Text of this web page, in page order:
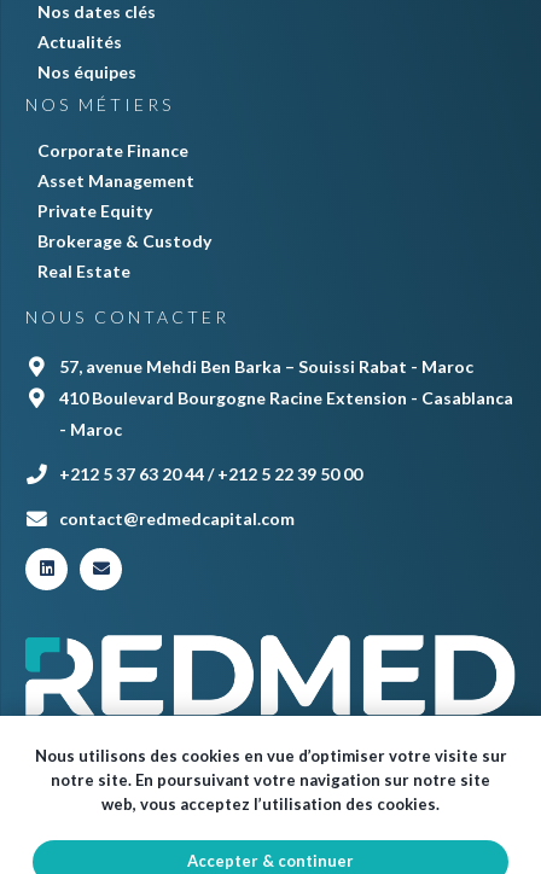
Nos dates clés
Actualités
Nos équipes
NOS MÉTIERS
Corporate Finance
Asset Management
Private Equity
Brokerage & Custody
Real Estate
NOUS CONTACTER
57, avenue Mehdi Ben Barka – Souissi Rabat - Maroc
410 Boulevard Bourgogne Racine Extension - Casablanca
- Maroc
+212 5 37 63 20 44 / +212 5 22 39 50 00
contact@redmedcapital.com
© Red Med 2024 – Tous droits réservés.
Nous utilisons des cookies en vue d’optimiser votre visite sur
notre site. En poursuivant votre navigation sur notre site
web, vous acceptez l’utilisation des cookies.
Accepter & continuer